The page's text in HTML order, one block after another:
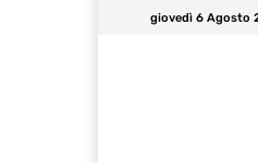
giovedì 6 Agosto